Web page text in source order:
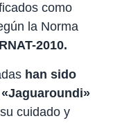
como
la Norma
2010.
han sido
cuidado y